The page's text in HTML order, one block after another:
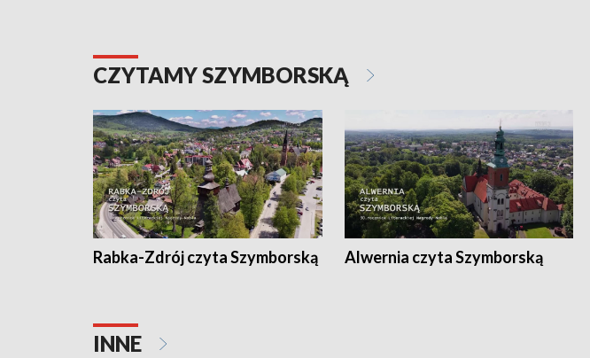
CZYTAMY SZYMBORSKĄ
Rabka-Zdrój czyta Szymborską Alwernia czyta Szymborską
INNE